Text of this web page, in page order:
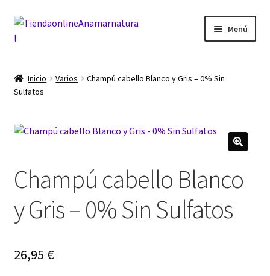
Ir
a
Ir
al
Menú
Blog
Carrito
Mi cuenta
Inicio Varios
Champú cabello Blanco y Gris – 0% Sin
Sulfatos
Champú cabello Blanco
y Gris – 0% Sin Sulfatos
26,95 €